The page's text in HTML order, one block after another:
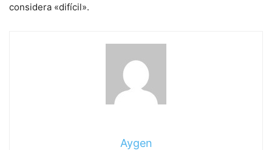
considera «difícil».
Aygen